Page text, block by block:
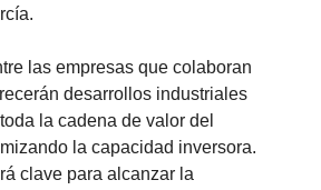
las empresas que colaboran
desarrollos industriales
la cadena de valor del
la capacidad inversora.
clave para alcanzar la